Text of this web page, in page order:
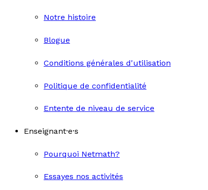
Notre histoire
Blogue
Conditions générales d'utilisation
Politique de confidentialité
Entente de niveau de service
Enseignant·e·s
Pourquoi Netmath?
Essayes nos activités